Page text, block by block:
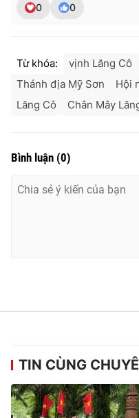
0 0
Từ khóa: vịnh Lăng Cô
Thánh địa Mỹ Sơn
Hội
Lăng Cô
Chân Mây
Bình luận (0)
TIN CÙNG